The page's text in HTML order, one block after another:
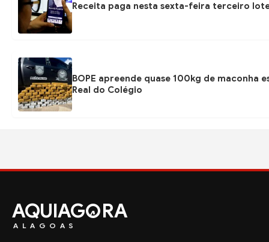
Receita paga nesta sexta-feira terceiro
BOPE apreende quase 100kg de
Real do Colégio
AQUIAG RA
ALAGOAS